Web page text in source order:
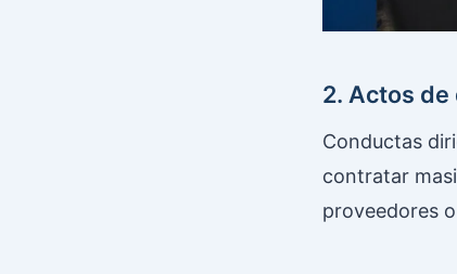
2. Actos
Conductas
contratar
proveedores